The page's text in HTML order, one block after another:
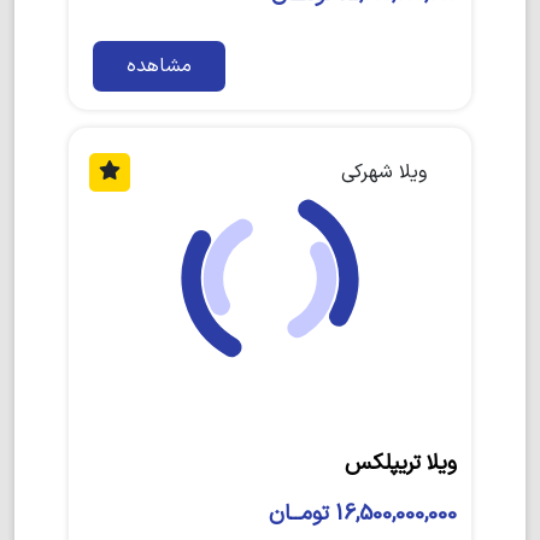
مشاهده
ویلا شهرکی
ویلا تریپلکس
16,500,000,000 تومــان